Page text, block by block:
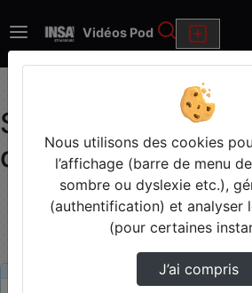
Vidéos Pod Rechercher
Statistiques de
des vidéos du
Modifier la période de
Vue de la journée
Nous utilisons des cookies
l’affichage (barre de menu
sombre ou dyslexie etc.),
(authentification) et analyser
(pour certaines
J’ai compris